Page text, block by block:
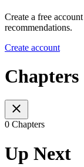
Create a free
recommendations.
Create account
Chapters
0 Chapters
Up Next